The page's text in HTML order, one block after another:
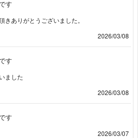
す
きありがとうございました。
2026/03/08
す
ました
2026/03/08
す
2026/03/07